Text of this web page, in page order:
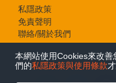
本網站使用Cookies來改
們的私隱政策與使用條款
私隱政策
免責聲明
聯絡/關於我們
© 2026 e-zone. All